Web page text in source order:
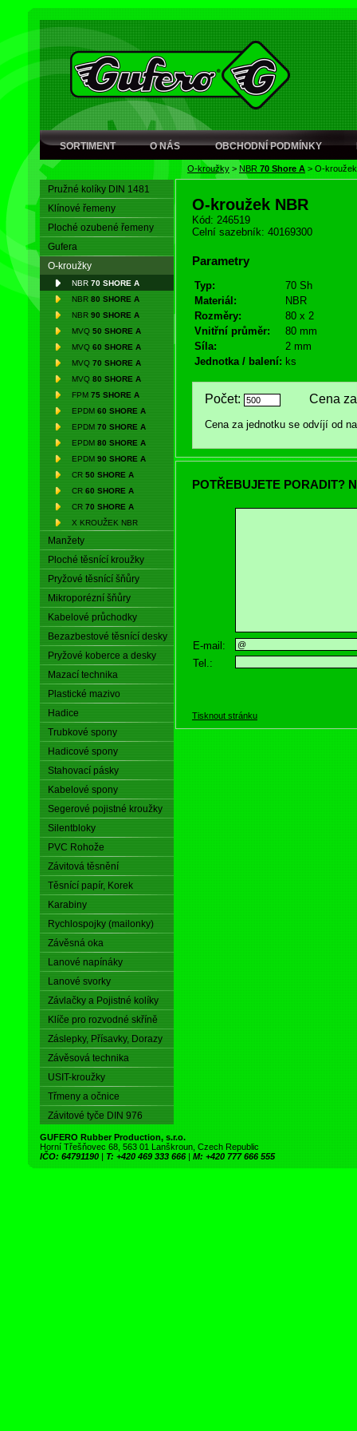
SORTIMENT O NÁS OBCHODNÍ PODMÍNKY
O-kroužky > NBR 70 Shore A > O-
Pružné kolíky DIN 1481
Klínové řemeny
Ploché ozubené řemeny
Gufera
O-kroužky
NBR 70 SHORE A
NBR 80 SHORE A
NBR 90 SHORE A
MVQ 50 SHORE A
MVQ 60 SHORE A
MVQ 70 SHORE A
MVQ 80 SHORE A
FPM 75 SHORE A
EPDM 60 SHORE A
EPDM 70 SHORE A
EPDM 80 SHORE A
EPDM 90 SHORE A
CR 50 SHORE A
CR 60 SHORE A
CR 70 SHORE A
X KROUŽEK NBR
Manžety
Ploché těsnící kroužky
Pryžové těsnící šňůry
Mikroporézní šňůry
Kabelové průchodky
Bezazbestové těsnící desky
Pryžové koberce a desky
Mazací technika
Plastické mazivo
Hadice
Trubkové spony
Hadicové spony
Stahovací pásky
Kabelové spony
Segerové pojistné kroužky
Silentbloky
PVC Rohože
Závitová těsnění
Těsnící papír, Korek
Karabiny
Rychlospojky (mailonky)
Závěsná oka
Lanové napínáky
Lanové svorky
Závlačky a Pojistné kolíky
Klíče pro rozvodné skříně
Záslepky, Přísavky, Dorazy
Závěsová technika
USIT-kroužky
Třmeny a očnice
Závitové tyče DIN 976
O-kroužek NBR
Kód: 246519
Celní sazebník: 40169300
Parametry
Typ:
70 Sh
Materiál:
NBR
Rozměry:
80 x 2
Vnitřní průměr:
80 mm
Síla:
2 mm
Jednotka / balení: ks
Počet: Cena za
Cena za jednotku se odvíjí od
POTŘEBUJETE PORADIT?
E-mail:
Tel.:
Tisknout stránku
GUFERO Rubber Production, s.r.o.
Horní Třešňovec 68, 563 01 Lanškroun, Czech Republic
IČO: 64791190 | T: +420 469 333 666 | M: +420 777 666 555